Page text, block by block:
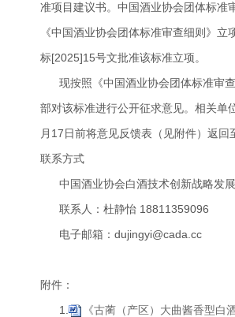
准项目建议书。中国酒业协会团体标准
《中国酒业协会团体标准审查细则》立
标[2025]15号文批准该标准立项。
现按照《中国酒业协会团体标准审
部对该标准进行公开征求意见。相关单
月17日前将意见反馈表（见附件）返回
联系方式
中国酒业协会白酒技术创新战略发
联系人：杜静怡 18811359096
电子邮箱：dujingyi@cada.cc
附件：
1.
《古蔺（产区）大曲酱香型白